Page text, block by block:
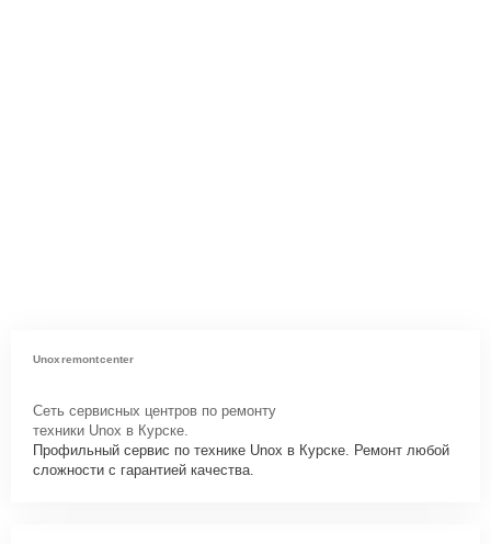
Unoxremontcenter
Сеть сервисных центров по ремонту
техники Unox в Курске.
Профильный сервис по технике Unox в Курске. Ремонт любой
сложности с гарантией качества.